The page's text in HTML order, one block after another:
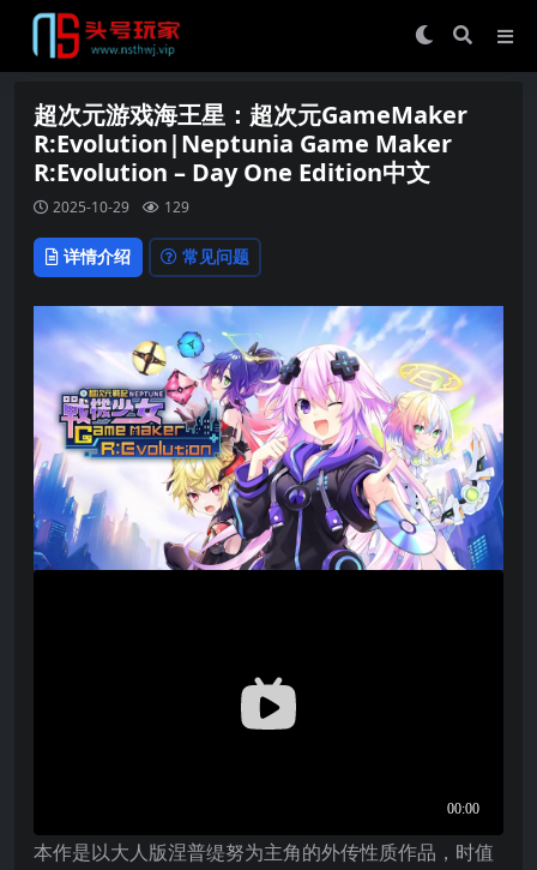
超次元游戏海王星：超次元GameMaker
R:Evolution|Neptunia Game Maker
R:Evolution – Day One Edition中文
2025-10-29 129
详情介绍 常见问题
本作是以大人版涅普缇努为主角的外传性质作品，时值